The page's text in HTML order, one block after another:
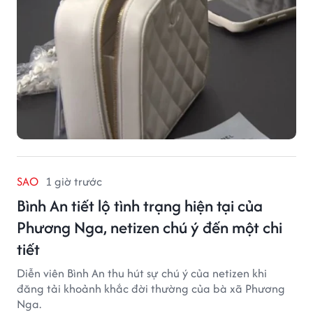
SAO 1 giờ trước
Bình An tiết lộ tình trạng hiện tại của
Phương Nga, netizen chú ý đến một chi
tiết
Diễn viên Bình An thu hút sự chú ý của netizen khi
đăng tải khoảnh khắc đời thường của bà xã Phương
Nga.